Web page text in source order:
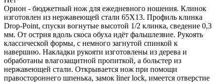
Орион - бюджетный нож для ежедневного ношения. Клинок
изготовлен из нержавеющей стали 65Х13. Профиль клинка
Drop-Point, спуски вогнутые высотой 1/2 клинка, сведение 0,3
мм. От острия вдоль скоса обуха идёт фальшлезвие. Рукоять
классической формы, с немного загнутой спинкой к
навершию. Накладки рукояти изготовлены из дерева и
обработаны влагозащитной пропиткой, а больстер из
нержавеющей стали. Открывается нож при помощи
правостороннего шпенька, замок liner lock, имеется отверстие